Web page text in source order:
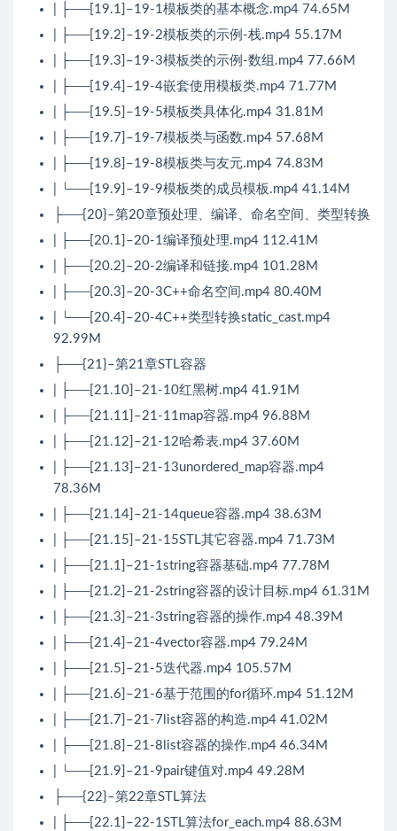
| ├──[19.1]–19-1模板类的基本概念.mp4 74.65M
| ├──[19.2]–19-2模板类的示例-栈.mp4 55.17M
| ├──[19.3]–19-3模板类的示例-数组.mp4 77.66M
| ├──[19.4]–19-4嵌套使用模板类.mp4 71.77M
| ├──[19.5]–19-5模板类具体化.mp4 31.81M
| ├──[19.7]–19-7模板类与函数.mp4 57.68M
| ├──[19.8]–19-8模板类与友元.mp4 74.83M
| └──[19.9]–19-9模板类的成员模板.mp4 41.14M
├──{20}–第20章预处理、编译、命名空间、类型转换
| ├──[20.1]–20-1编译预处理.mp4 112.41M
| ├──[20.2]–20-2编译和链接.mp4 101.28M
| ├──[20.3]–20-3C++命名空间.mp4 80.40M
| └──[20.4]–20-4C++类型转换static_cast.mp4
92.99M
├──{21}–第21章STL容器
| ├──[21.10]–21-10红黑树.mp4 41.91M
| ├──[21.11]–21-11map容器.mp4 96.88M
| ├──[21.12]–21-12哈希表.mp4 37.60M
| ├──[21.13]–21-13unordered_map容器.mp4
78.36M
| ├──[21.14]–21-14queue容器.mp4 38.63M
| ├──[21.15]–21-15STL其它容器.mp4 71.73M
| ├──[21.1]–21-1string容器基础.mp4 77.78M
| ├──[21.2]–21-2string容器的设计目标.mp4 61.31M
| ├──[21.3]–21-3string容器的操作.mp4 48.39M
| ├──[21.4]–21-4vector容器.mp4 79.24M
| ├──[21.5]–21-5迭代器.mp4 105.57M
| ├──[21.6]–21-6基于范围的for循环.mp4 51.12M
| ├──[21.7]–21-7list容器的构造.mp4 41.02M
| ├──[21.8]–21-8list容器的操作.mp4 46.34M
| └──[21.9]–21-9pair键值对.mp4 49.28M
├──{22}–第22章STL算法
| ├──[22.1]–22-1STL算法for_each.mp4 88.63M